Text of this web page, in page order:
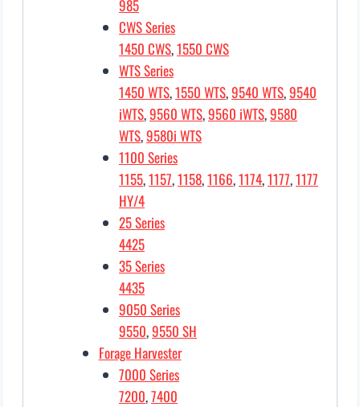
985
CWS Series
1450 CWS,1550 CWS
WTS Series
1450 WTS,1550 WTS,9540 WTS,9540
iWTS,9560 WTS,9560 iWTS,9580
WTS,9580i WTS
1100 Series
1155,1157,1158,1166,1174,1177,1177
HY/4
25 Series
4425
35 Series
4435
9050 Series
9550,9550 SH
Forage Harvester
7000 Series
7200,7400